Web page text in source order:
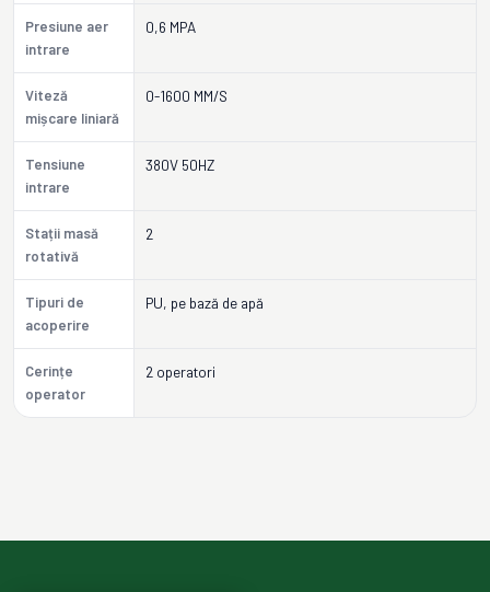
Presiune aer
intrare
0,6 MPA
Viteză
mișcare liniară
0-1600 MM/S
Tensiune
intrare
380V 50HZ
Stații masă
rotativă
2
Tipuri de
acoperire
PU, pe bază de apă
Cerințe
operator
2 operatori